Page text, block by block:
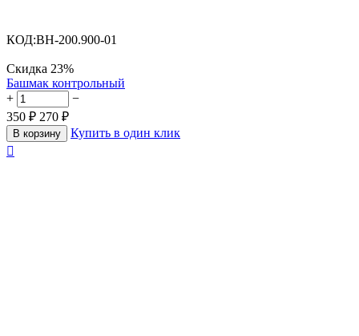
КОД:BH-200.900-01
Скидка 23%
Башмак контрольный
+
−
350 ₽ 270 ₽
В корзину
Купить в один клик
